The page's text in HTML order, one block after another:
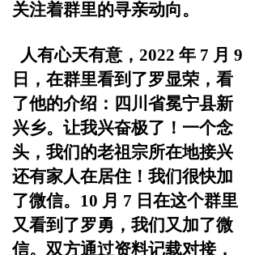
关注着群里的寻亲动向。
人有心天有意，2022 年 7 月 9
日，在群里看到了罗显荣，看
了他的介绍：四川省冕宁县新
兴乡。让我兴奋极了！一个念
头，我们的老祖宗所在地接兴
还有家人在居住！我们很快加
了微信。10 月 7 日在这个群里
又看到了罗勇，我们又加了微
信。双方通过资料记载对接，